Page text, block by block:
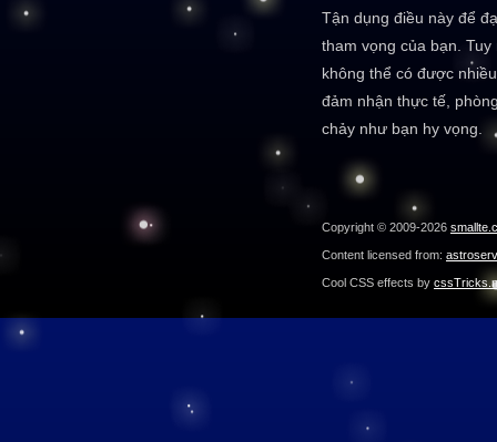
Tận dụng điều này để
tham vọng của bạn.
không thể có được
đảm nhận thực tế,
chảy như bạn hy vọng.
Copyright © 2009-2026
Content licensed from:
Cool CSS effects by